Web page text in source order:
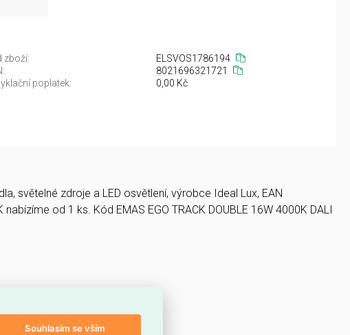
zboží:
ELSVOS1786194
8021696321721
poplatek: 0,00 Kč
světelné zdroje a LED osvětlení, výrobce Ideal Lux, EAN
od 1 ks. Kód EMAS EGO TRACK DOUBLE 16W 4000K DALI
Souhlasím se vším